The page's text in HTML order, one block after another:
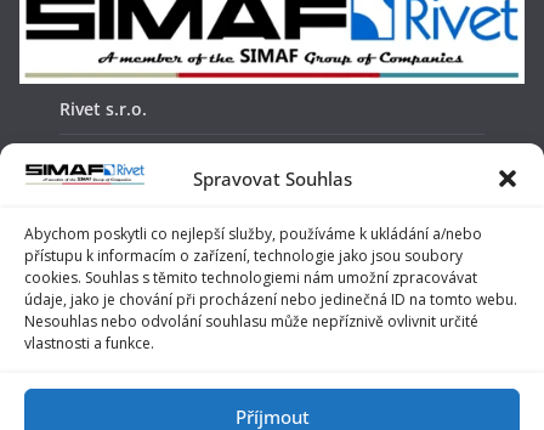
Spravovat Souhlas
Abychom poskytli co nejlepší služby, používáme k ukládání a/nebo
přístupu k informacím o zařízení, technologie jako jsou soubory
cookies. Souhlas s těmito technologiemi nám umožní zpracovávat
údaje, jako je chování při procházení nebo jedinečná ID na tomto webu.
Nesouhlas nebo odvolání souhlasu může nepříznivě ovlivnit určité
vlastnosti a funkce.
Příjmout
Rivet s.r.o.
Žabinská 18
telefon: +421 32 6522442
e-mail:info@rivet.sk